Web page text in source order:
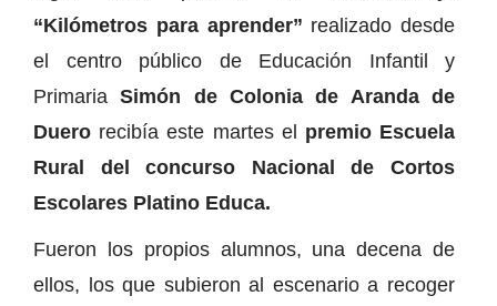
“Kilómetros para aprender” realizado desde
el centro público de Educación Infantil y
PrimariaSimón de Colonia de Aranda de
Duero recibía este martes el premio Escuela
Rural del concurso Nacional de Cortos
Escolares Platino Educa.
Fueron los propios alumnos, una decena de
ellos, los que subieron al escenario a recoger